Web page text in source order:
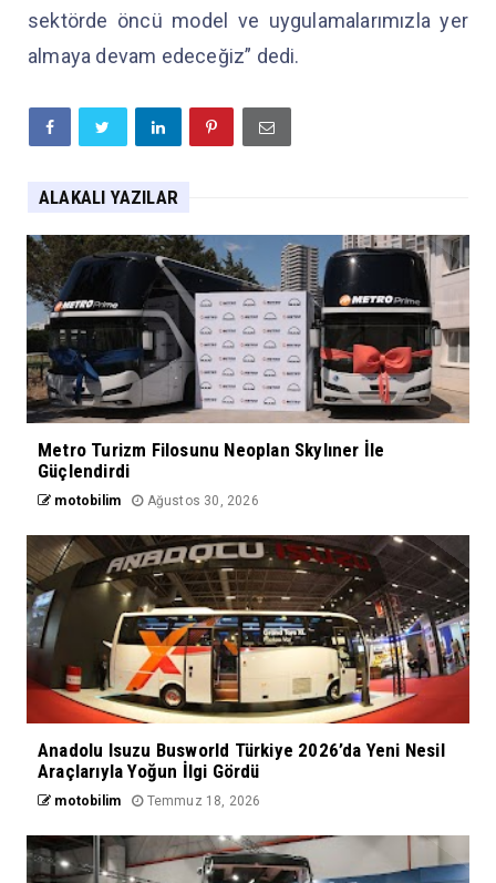
sektörde öncü model ve uygulamalarımızla yer
almaya devam edeceğiz” dedi.
ALAKALI YAZILAR
Metro Turizm Filosunu Neoplan Skylıner İle
Güçlendirdi
motobilim Ağustos 30, 2026
Anadolu Isuzu Busworld Türkiye 2026’da Yeni Nesil
Araçlarıyla Yoğun İlgi Gördü
motobilim Temmuz 18, 2026